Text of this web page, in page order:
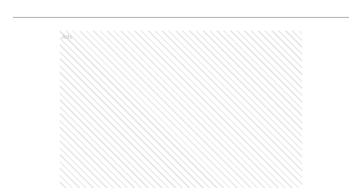
Ads